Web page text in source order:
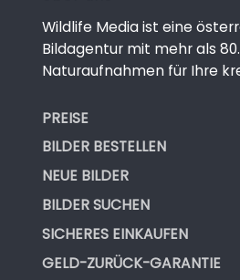
Wildlife Media ist eine
Bildagentur mit mehr als
Naturaufnahmen für Ihre
PREISE
BILDER BESTELLEN
NEUE BILDER
BILDER SUCHEN
SICHERES EINKAUFEN
GELD-ZURÜCK-GARANTIE